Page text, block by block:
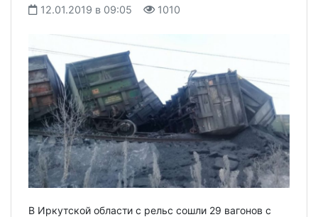
12.01.2019 в 09:05 1010
В Иркутской области с рельс сошли 29 вагонов с